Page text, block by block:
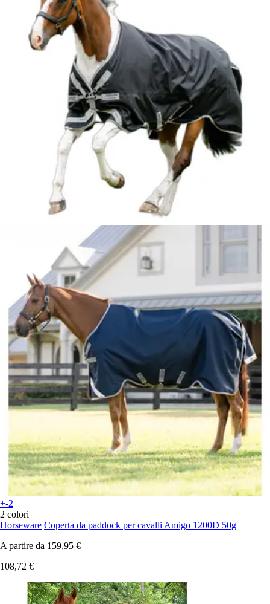
+-2
2 colori
Horseware Coperta da paddock per cavalli Amigo 1200D 50g
A partire da 159,95 €
108,72 €